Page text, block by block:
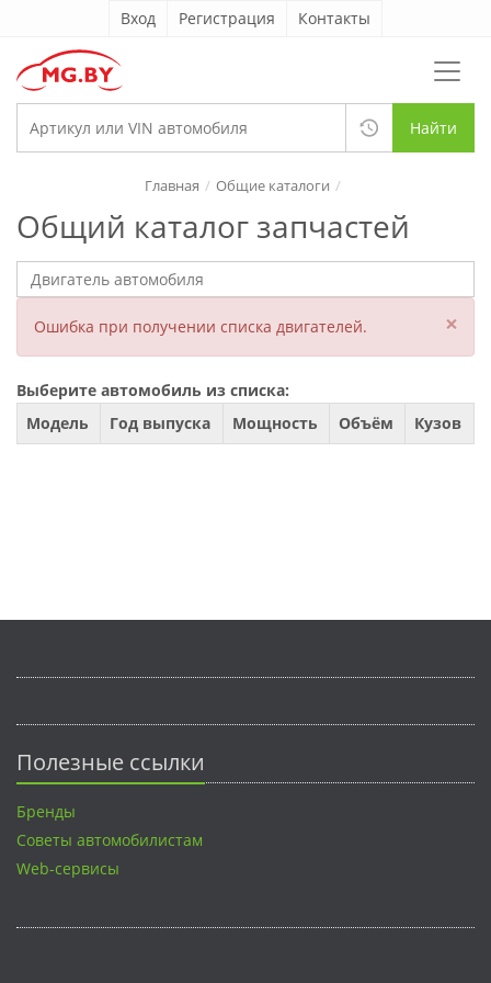
Вход Регистрация Контакты
Найти
Общий каталог запчастей
Главная Общие каталоги
Ошибка при получении списка двигателей. ×
Выберите автомобиль из списка:
Модель
Год выпуска Мощность Объём Кузов
Полезные ссылки
Бренды
Советы автомобилистам
Web-сервисы